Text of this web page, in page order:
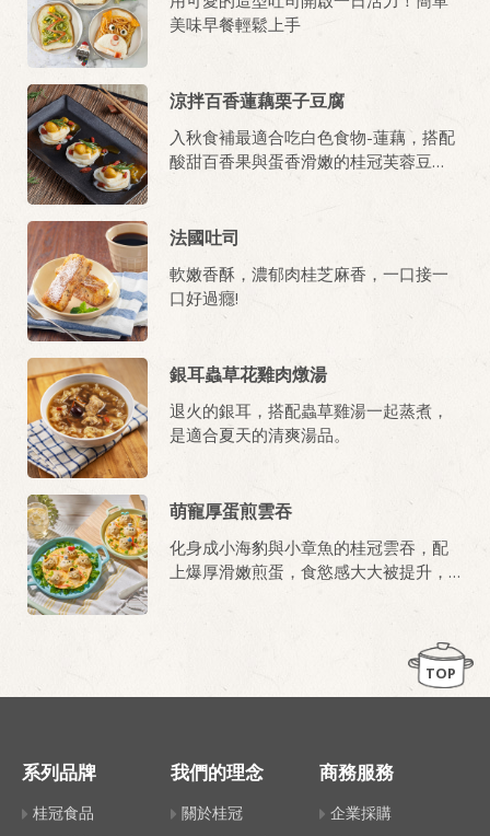
美味早餐輕鬆上手
涼拌百香蓮藕栗子豆腐
入秋食補最適合吃白色食物-蓮藕，搭配
酸甜百香果與蛋香滑嫩的桂冠芙蓉豆
法國吐司
軟嫩香酥，濃郁肉桂芝麻香，一口接一
口好過癮!
銀耳蟲草花雞肉燉湯
退火的銀耳，搭配蟲草雞湯一起蒸煮，
是適合夏天的清爽湯品。
萌寵厚蛋煎雲吞
化身成小海豹與小章魚的桂冠雲吞，配
上爆厚滑嫩煎蛋，食慾感大大被提升，
TOP
系列品牌
桂冠食品
我們的理念
關於桂冠
商務服務
企業採購